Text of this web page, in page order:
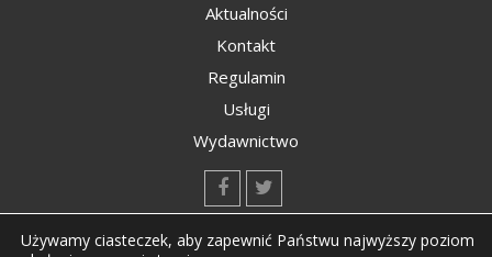
Aktualności
Kontakt
Regulamin
Usługi
Wydawnictwo
Używamy ciasteczek, aby zapewnić Państwu najwyższy poziom